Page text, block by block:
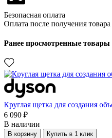
Безопасная оплата
Оплата после получения товара
Ранее просмотренные товары
Круглая щетка для создания
6 090 ₽
В наличии
В корзину Купить в 1 клик